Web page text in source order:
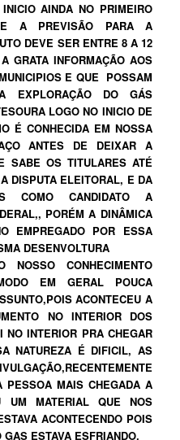
AINDA NO PRIMEIRO
E A PREVISÃO PARA A
DEVE SER ENTRE 8 A 12
GRATA INFORMAÇÃO AOS
E QUE POSSAM
EXPLORAÇÃO DO GÁS
LOGO NO INICIO DE
É CONHECIDA EM NOSSA
ANTES DE DEIXAR A
SABE OS TITULARES ATÉ
DISPUTA ELEITORAL, E DA
COMO CANDIDATO A
PORÉM A DINÂMICA
EMPREGADO POR ESSA
DESENVOLTURA
CONHECIMENTO
EM GERAL POUCA
ACONTECEU A
NO INTERIOR DOS
INTERIOR PRA CHEGAR
NATUREZA É DIFICIL, AS
MAIS CHEGADA A
UM MATERIAL QUE NOS
ACONTECENDO POIS
ESTAVA ESFRIANDO.